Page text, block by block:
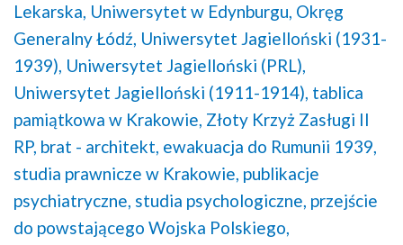
Lekarska, Uniwersytet w Edynburgu, Okręg
Generalny Łódź, Uniwersytet Jagielloński (1931-
1939), Uniwersytet Jagielloński (PRL),
Uniwersytet Jagielloński (1911-1914), tablica
pamiątkowa w Krakowie, Złoty Krzyż Zasługi II
RP, brat - architekt, ewakuacja do Rumunii 1939,
studia prawnicze w Krakowie, publikacje
psychiatryczne, studia psychologiczne, przejście
do powstającego Wojska Polskiego,